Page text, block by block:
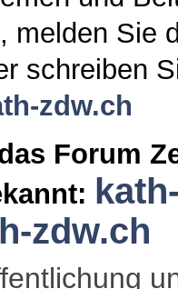
melden Sie
schreiben
zdw.ch
Forum
zdw.ch